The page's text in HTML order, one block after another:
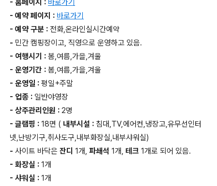
- 홈페이지 : 바로가기
- 예약 페이지 : 바로가기
- 예약 구분 : 전화,온라인실시간예약
- 민간 캠핑장이고, 직영으로 운영하고 있음.
- 여행시기 : 봄,여름,가을,겨울
- 운영기간 : 봄,여름,가을,겨울
- 운영일 : 평일+주말
- 업종 : 일반야영장
- 상주관리인원 : 2명
- 글램핑 : 18면 ( 내부시설 : 침대,TV,에어컨,냉장고,유무선인터
넷,난방기구,취사도구,내부화장실,내부샤워실)
- 사이트 바닥은 잔디 1개, 파쇄석 1개, 테크 1개로 되어 있음.
- 화장실 : 1개
- 샤워실 : 1개